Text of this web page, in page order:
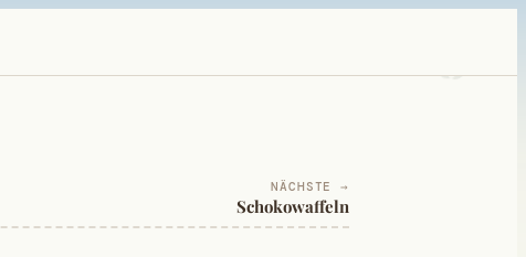
NÄCHSTE →
Schokowaffeln